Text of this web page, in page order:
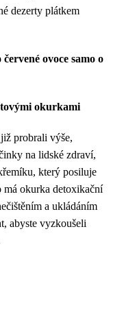
dezerty plátkem
ovoce samo o
okurkami
probrali výše,
na lidské zdraví,
který posiluje
má okurka detoxikační
a ukládáním
abyste vyzkoušeli